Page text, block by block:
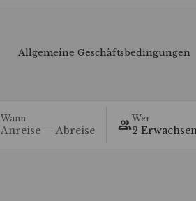
Allgemeine Geschäftsbedingungen
Wann
Anreise — Abreise
Wer